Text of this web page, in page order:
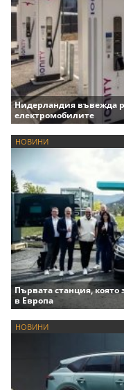
Нидерландия въвежда
електромобилите
НОВИНИ
Първата станция,
в Европа
НОВИНИ